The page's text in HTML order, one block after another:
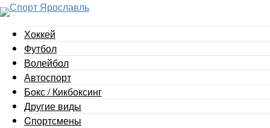
Хоккей
Футбол
Волейбол
Автоспорт
Бокс / Кикбоксинг
Другие виды
Cпортсмены